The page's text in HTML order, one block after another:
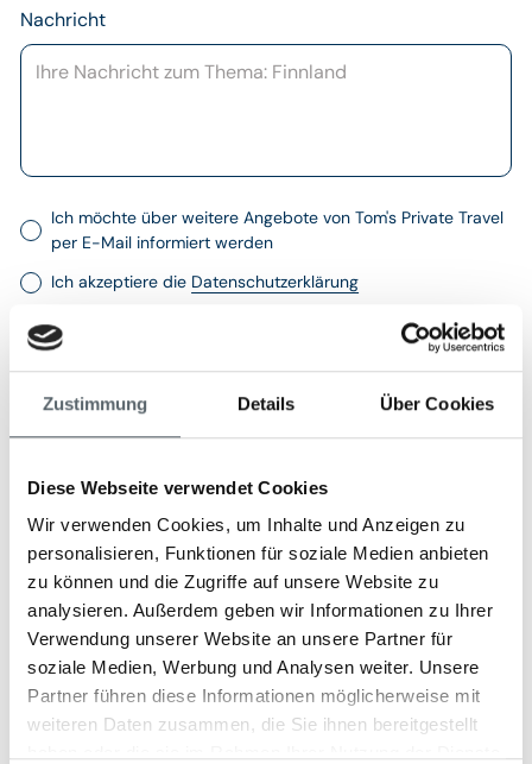
Zustimmung Details Über Cookies
Diese Webseite verwendet Cookies
Wir verwenden Cookies, um Inhalte und Anzeigen zu
personalisieren, Funktionen für soziale Medien anbieten
zu können und die Zugriffe auf unsere Website zu
analysieren. Außerdem geben wir Informationen zu Ihrer
Verwendung unserer Website an unsere Partner für
soziale Medien, Werbung und Analysen weiter. Unsere
Partner führen diese Informationen möglicherweise mit
weiteren Daten zusammen, die Sie ihnen bereitgestellt
Nachricht
Ich möchte über weitere Angebote von Tom's Private Travel
per E-Mail informiert werden
Ich akzeptiere die Datenschutzerklärung
Das erwartet Sie auf
unseren Luxus-